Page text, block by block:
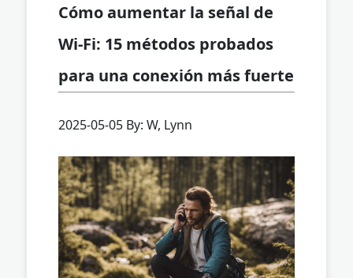
Cómo aumentar la señal de
Wi-Fi: 15 métodos probados
para una conexión más fuerte
2025-05-05 By: W, Lynn